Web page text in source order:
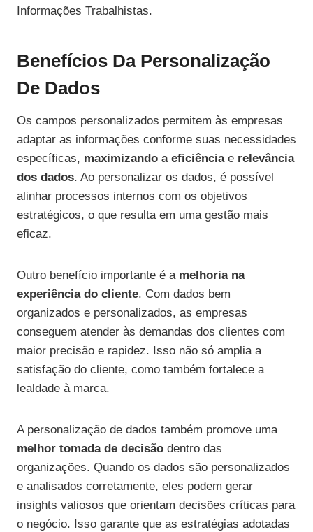
Informações Trabalhistas.
Benefícios Da Personalização
De Dados
Os campos personalizados permitem às empresas
adaptar as informações conforme suas necessidades
específicas, maximizando a eficiênciae relevância
dos dados. Ao personalizar os dados, é possível
alinhar processos internos com os objetivos
estratégicos, o que resulta em uma gestão mais
eficaz.
Outro benefício importante é a melhoria na
experiência do cliente. Com dados bem
organizados e personalizados, as empresas
conseguem atender às demandas dos clientes com
maior precisão e rapidez. Isso não só amplia a
satisfação do cliente, como também fortalece a
lealdade à marca.
A personalização de dados também promove uma
melhor tomada de decisão dentro das
organizações. Quando os dados são personalizados
e analisados corretamente, eles podem gerar
insights valiosos que orientam decisões críticas para
o negócio. Isso garante que as estratégias adotadas